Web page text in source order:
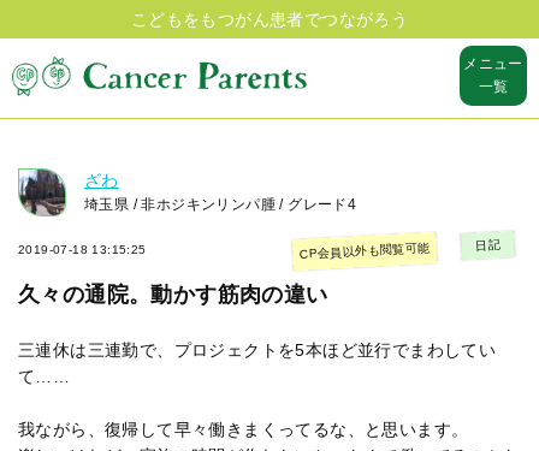
こどもをもつがん患者でつながろう
メニュー
一覧
ざわ
埼玉県 / 非ホジキンリンパ腫 / グレード4
2019-07-18 13:15:25
久々の通院。動かす筋肉の違い
CP会員以外も閲覧可能 日記
三連休は三連勤で、プロジェクトを5本ほど並行でまわしてい
て……
我ながら、復帰して早々働きまくってるな、と思います。